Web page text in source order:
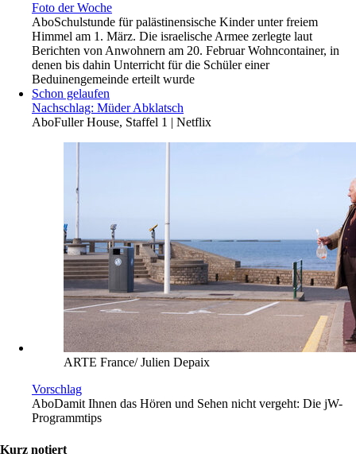
Foto der Woche
AboSchulstunde für palästinensische Kinder unter freiem
Himmel am 1. März. Die israelische Armee zerlegte laut
Berichten von Anwohnern am 20. Februar Wohncontainer, in
denen bis dahin Unterricht für die Schüler einer
Beduinengemeinde erteilt wurde
Schon gelaufen
Nachschlag: Müder Abklatsch
AboFuller House, Staffel 1 | Netflix
ARTE France/ Julien Depaix
Vorschlag
AboDamit Ihnen das Hören und Sehen nicht vergeht: Die jW-
Programmtips
Kurz notiert